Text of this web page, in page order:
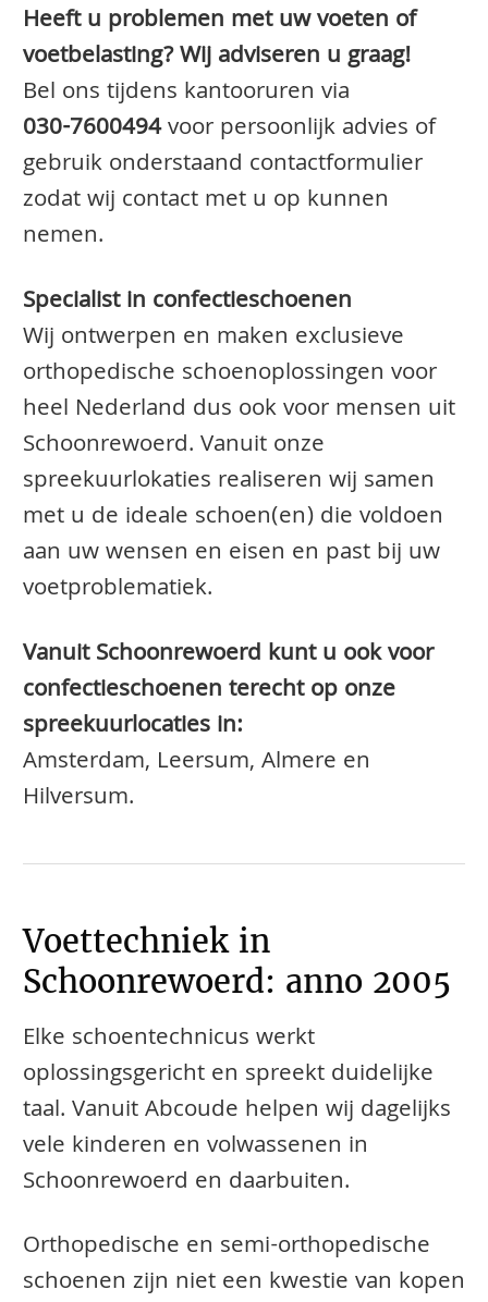
Heeft u problemen met uw voeten of
voetbelasting? Wij adviseren u graag!
Bel ons tijdens kantooruren via
030-7600494voor persoonlijk advies of
gebruik onderstaand contactformulier
zodat wij contact met u op kunnen
nemen.
Specialist in confectieschoenen
Wij ontwerpen en maken exclusieve
orthopedische schoenoplossingen voor
heel Nederland dus ook voor mensen uit
Schoonrewoerd. Vanuit onze
spreekuurlokaties realiseren wij samen
met u de ideale schoen(en) die voldoen
aan uw wensen en eisen en past bij uw
voetproblematiek.
Vanuit Schoonrewoerd kunt u ook voor
confectieschoenen terecht op onze
spreekuurlocaties in:
Amsterdam, Leersum, Almere en
Hilversum.
Voettechniek in
Schoonrewoerd: anno 2005
Elke schoentechnicus werkt
oplossingsgericht en spreekt duidelijke
taal. Vanuit Abcoude helpen wij dagelijks
vele kinderen en volwassenen in
Schoonrewoerd en daarbuiten.
​​​​Orthopedische en semi-orthopedische
schoenen zijn niet een kwestie van kopen